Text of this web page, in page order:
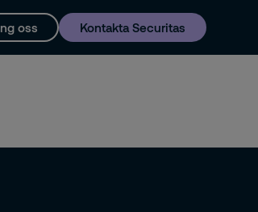
oss Kontakta Securitas